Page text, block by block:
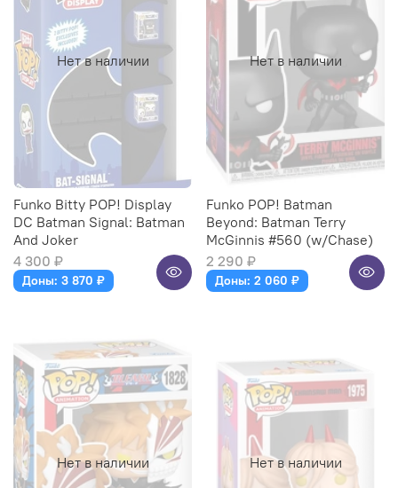
Нет в наличии
Funko Bitty POP! Display
DC Batman Signal: Batman
And Joker
4 300 ₽
Доны: 3 870 ₽
Нет в наличии
Funko POP! Batman
Beyond: Batman Terry
McGinnis #560 (w/Chase)
2 290 ₽
Доны: 2 060 ₽
Нет в наличии Нет в наличии